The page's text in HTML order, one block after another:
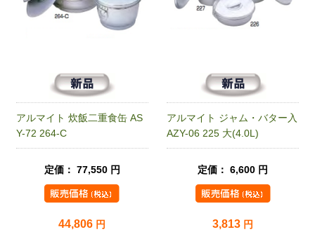
アルマイト 炊飯二重食缶 AS
Y-72 264-C
定価： 77,550 円
44,806 円
アルマイト ジャム・バター入
AZY-06 225 大(4.0L)
定価： 6,600 円
3,813 円